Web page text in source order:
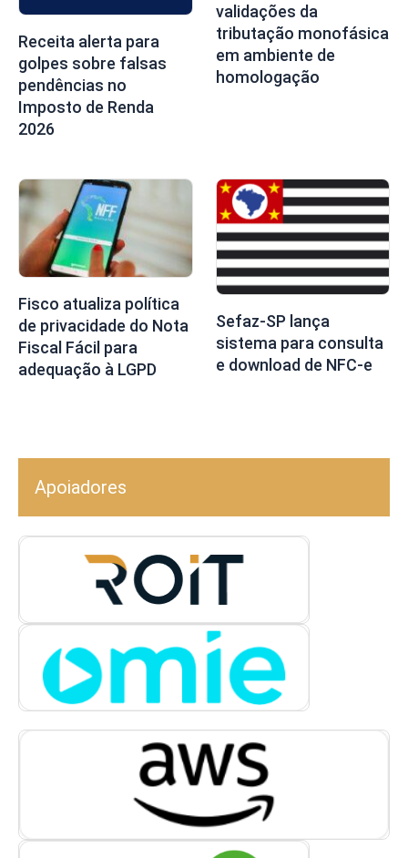
Receita alerta para
golpes sobre falsas
pendências no
Imposto de Renda
2026
validações da
tributação monofásica
em ambiente de
homologação
Fisco atualiza política
de privacidade do Nota
Fiscal Fácil para
adequação à LGPD
Sefaz-SP lança
sistema para consulta
e download de NFC-e
Apoiadores